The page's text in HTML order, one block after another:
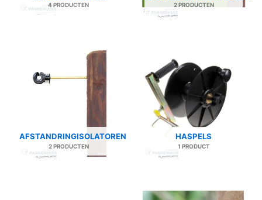
4 PRODUCTEN 2 PRODUCTEN
AFSTANDRINGISOLATOREN
2 PRODUCTEN
HASPELS
1 PRODUCT